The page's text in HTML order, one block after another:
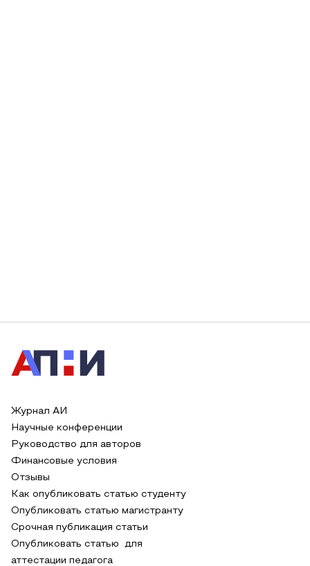
Журнал АИ
Научные конференции
Руководство для авторов
Финансовые условия
Отзывы
Как опубликовать статью студенту
Опубликовать статью магистранту
Срочная публикация статьи
Опубликовать статью для
аттестации педагога